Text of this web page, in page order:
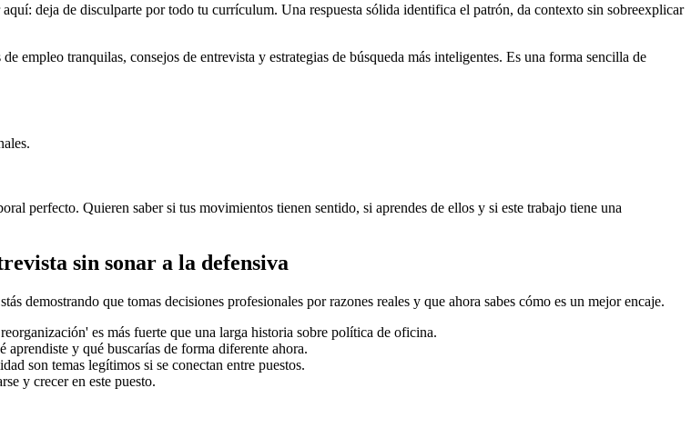
deja de disculparte por todo tu currículum. Una respuesta sólida identifica el patrón, da contexto sin sobreexplicar
de empleo tranquilas, consejos de entrevista y estrategias de búsqueda más inteligentes. Es una forma sencilla de
perfecto. Quieren saber si tus movimientos tienen sentido, si aprendes de ellos y si este trabajo tiene una
sin sonar a la defensiva
demostrando que tomas decisiones profesionales por razones reales y que ahora sabes cómo es un mejor encaje.
es más fuerte que una larga historia sobre política de oficina.
y qué buscarías de forma diferente ahora.
son temas legítimos si se conectan entre puestos.
y crecer en este puesto.